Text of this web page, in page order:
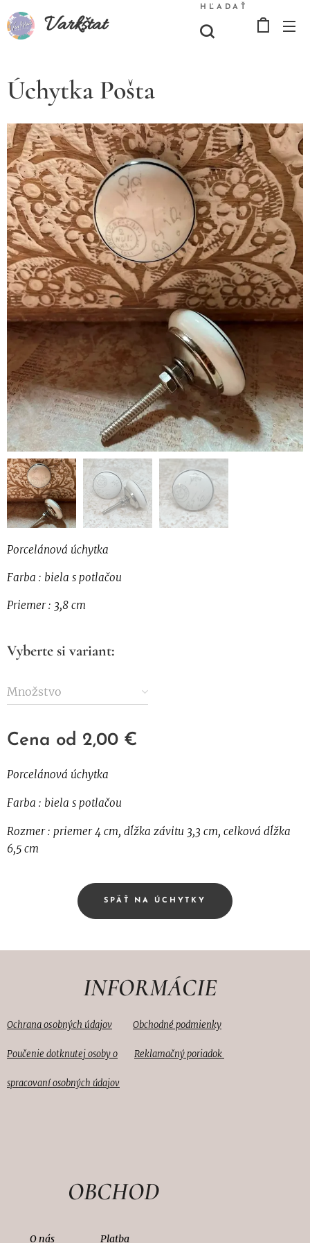
Varkštat
HĽADAŤ
Úchytka Pošta
Porcelánová úchytka
Farba : biela s potlačou
Priemer : 3,8 cm
Vyberte si variant:
Množstvo
Cena od 2,00 €
Porcelánová úchytka
Farba : biela s potlačou
Rozmer : priemer 4 cm, dĺžka závitu 3,3 cm, celková dĺžka
6,5 cm
SPÄŤ NA ÚCHYTKY
INFORMÁCIE
Ochrana osobných údajov Obchodné podmienky
Poučenie dotknutej osoby o Reklamačný poriadok
spracovaní osobných údajov
OBCHOD
O nás Platba